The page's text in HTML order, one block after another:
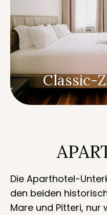
Classic-
Die Aparthotel-
den beiden
Mare und Pitteri, nur